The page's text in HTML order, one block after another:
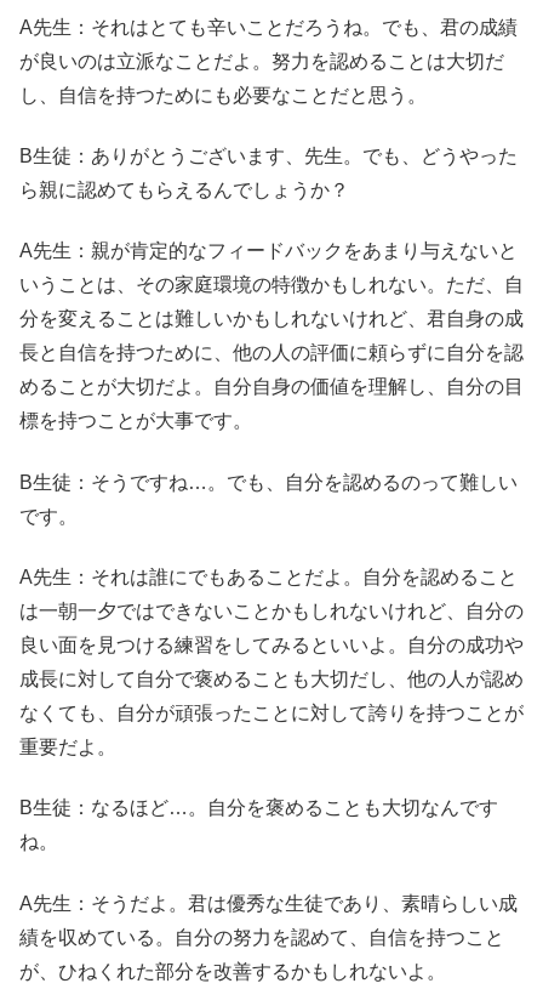
A先生：それはとても辛いことだろうね。でも、君の成績
が良いのは立派なことだよ。努力を認めることは大切だ
し、自信を持つためにも必要なことだと思う。
B生徒：ありがとうございます、先生。でも、どうやった
ら親に認めてもらえるんでしょうか？
A先生：親が肯定的なフィードバックをあまり与えないと
いうことは、その家庭環境の特徴かもしれない。ただ、自
分を変えることは難しいかもしれないけれど、君自身の成
長と自信を持つために、他の人の評価に頼らずに自分を認
めることが大切だよ。自分自身の価値を理解し、自分の目
標を持つことが大事です。
B生徒：そうですね…。でも、自分を認めるのって難しい
です。
A先生：それは誰にでもあることだよ。自分を認めること
は一朝一夕ではできないことかもしれないけれど、自分の
良い面を見つける練習をしてみるといいよ。自分の成功や
成長に対して自分で褒めることも大切だし、他の人が認め
なくても、自分が頑張ったことに対して誇りを持つことが
重要だよ。
B生徒：なるほど…。自分を褒めることも大切なんです
ね。
A先生：そうだよ。君は優秀な生徒であり、素晴らしい成
績を収めている。自分の努力を認めて、自信を持つこと
が、ひねくれた部分を改善するかもしれないよ。